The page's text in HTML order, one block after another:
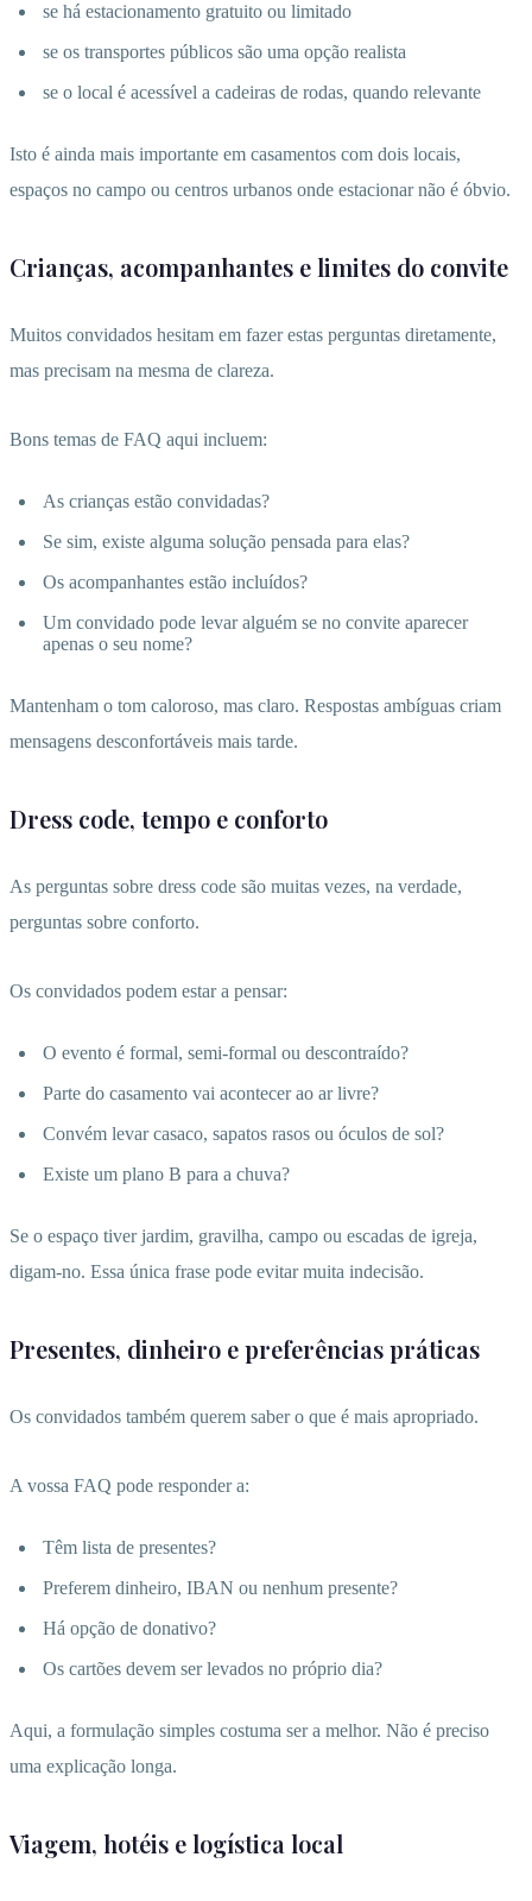
se há estacionamento gratuito ou limitado
se os transportes públicos são uma opção realista
se o local é acessível a cadeiras de rodas, quando relevante
Isto é ainda mais importante em casamentos com dois locais,
espaços no campo ou centros urbanos onde estacionar não é óbvio.
Crianças, acompanhantes e limites do convite
Muitos convidados hesitam em fazer estas perguntas diretamente,
mas precisam na mesma de clareza.
Bons temas de FAQ aqui incluem:
As crianças estão convidadas?
Se sim, existe alguma solução pensada para elas?
Os acompanhantes estão incluídos?
Um convidado pode levar alguém se no convite aparecer
apenas o seu nome?
Mantenham o tom caloroso, mas claro. Respostas ambíguas criam
mensagens desconfortáveis mais tarde.
Dress code, tempo e conforto
As perguntas sobre dress code são muitas vezes, na verdade,
perguntas sobre conforto.
Os convidados podem estar a pensar:
O evento é formal, semi-formal ou descontraído?
Parte do casamento vai acontecer ao ar livre?
Convém levar casaco, sapatos rasos ou óculos de sol?
Existe um plano B para a chuva?
Se o espaço tiver jardim, gravilha, campo ou escadas de igreja,
digam-no. Essa única frase pode evitar muita indecisão.
Presentes, dinheiro e preferências práticas
Os convidados também querem saber o que é mais apropriado.
A vossa FAQ pode responder a:
Têm lista de presentes?
Preferem dinheiro, IBAN ou nenhum presente?
Há opção de donativo?
Os cartões devem ser levados no próprio dia?
Aqui, a formulação simples costuma ser a melhor. Não é preciso
uma explicação longa.
Viagem, hotéis e logística local